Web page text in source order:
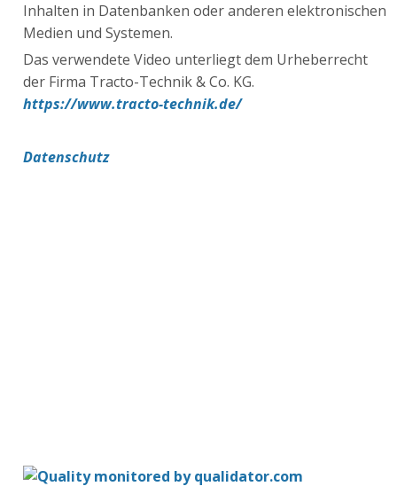
Inhalten in Datenbanken oder anderen elektronischen
Medien und Systemen.
Das verwendete Video unterliegt dem Urheberrecht
der Firma Tracto-Technik & Co. KG.
https://www.tracto-technik.de/
Datenschutz